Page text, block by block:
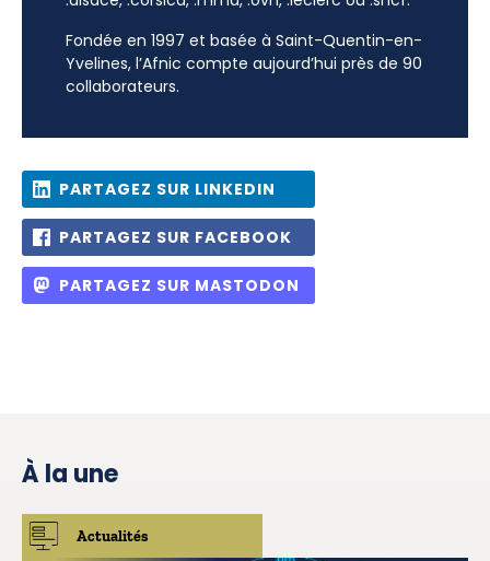
Fondée en 1997 et basée à Saint-Quentin-en-
Yvelines, l’Afnic compte aujourd’hui près de 90
collaborateurs.
PARTAGEZ SUR LINKEDIN
PARTAGEZ SUR FACEBOOK
PARTAGEZ SUR MASTODON
À la une
Actualités